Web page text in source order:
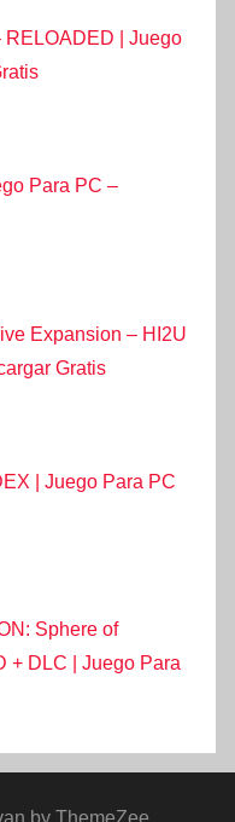
RELOADED | Juego
Para PC –
Expansion – HI2U
Gratis
| Juego Para PC
Sphere of
+ DLC | Juego Para
by ThemeZee.